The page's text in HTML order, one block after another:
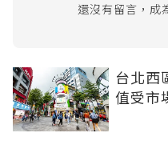
還沒有留言，成
台北
值受市